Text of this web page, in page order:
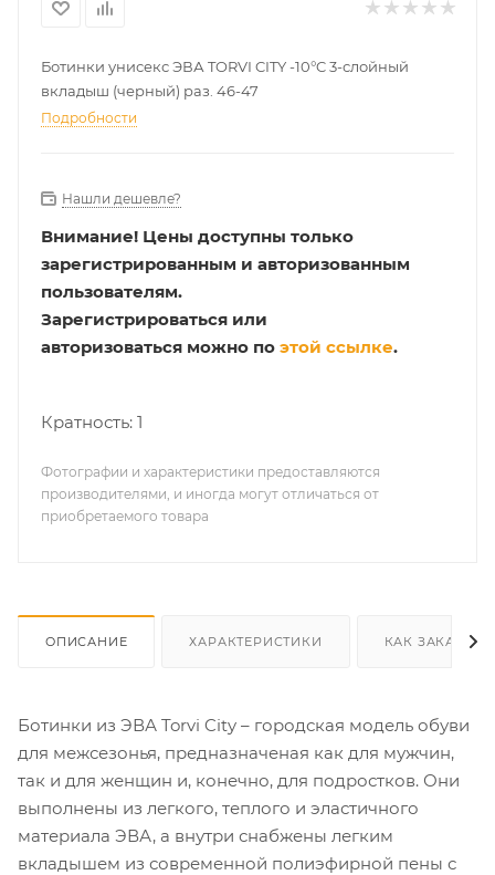
Ботинки унисекс ЭВА TORVI CITY -10°C 3-слойный
вкладыш (черный) раз. 46-47
Подробности
Нашли дешевле?
Внимание! Цены доступны только
зарегистрированным и авторизованным
пользователям.
Зарегистрироваться или
авторизоваться можно по этой ссылке.
Кратность: 1
Фотографии и характеристики предоставляются
производителями, и иногда могут отличаться от
приобретаемого товара
ОПИСАНИЕ ХАРАКТЕРИСТИКИ КАК ЗАКАЗАТЬ
Ботинки из ЭВА Torvi City – городская модель обуви
для межсезонья, предназначеная как для мужчин,
так и для женщин и, конечно, для подростков. Они
выполнены из легкого, теплого и эластичного
материала ЭВА, а внутри снабжены легким
вкладышем из современной полиэфирной пены с